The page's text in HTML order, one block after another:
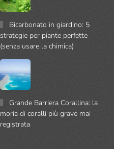
Bicarbonato in giardino: 5
strategie per piante perfette
(senza usare la chimica)
Grande Barriera Corallina: la
moria di coralli più grave mai
registrata